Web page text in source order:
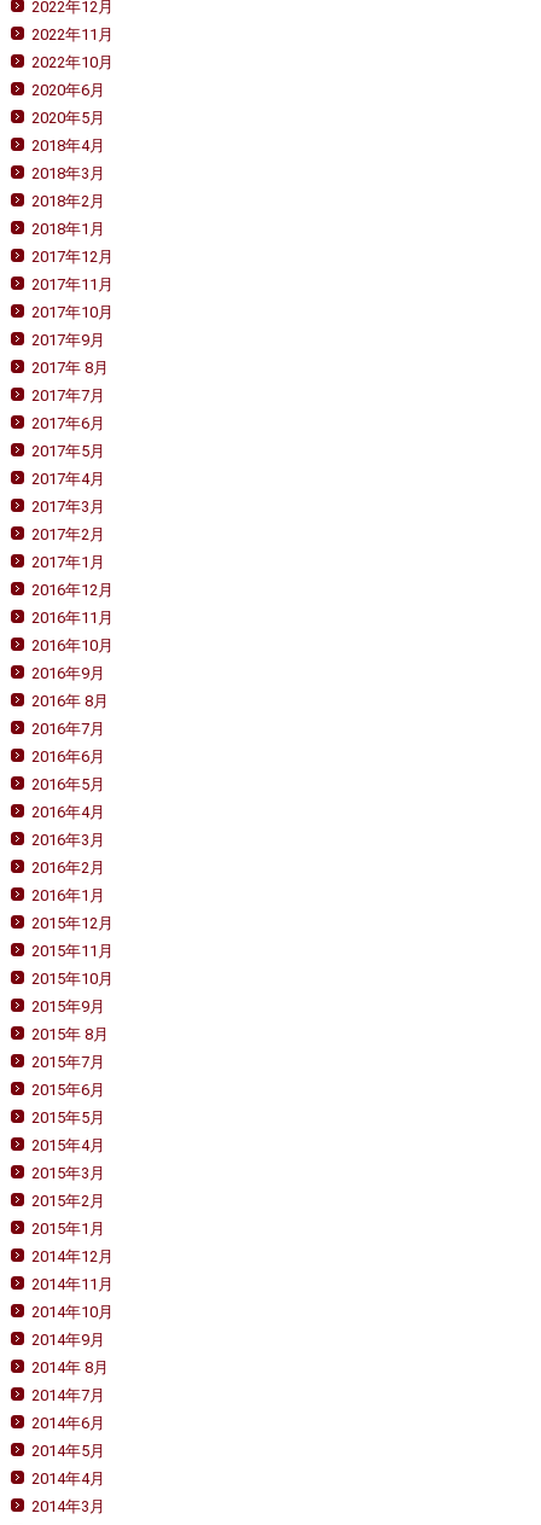
2022年12月
2022年11月
2022年10月
2020年6月
2020年5月
2018年4月
2018年3月
2018年2月
2018年1月
2017年12月
2017年11月
2017年10月
2017年9月
2017年 8月
2017年7月
2017年6月
2017年5月
2017年4月
2017年3月
2017年2月
2017年1月
2016年12月
2016年11月
2016年10月
2016年9月
2016年 8月
2016年7月
2016年6月
2016年5月
2016年4月
2016年3月
2016年2月
2016年1月
2015年12月
2015年11月
2015年10月
2015年9月
2015年 8月
2015年7月
2015年6月
2015年5月
2015年4月
2015年3月
2015年2月
2015年1月
2014年12月
2014年11月
2014年10月
2014年9月
2014年 8月
2014年7月
2014年6月
2014年5月
2014年4月
2014年3月